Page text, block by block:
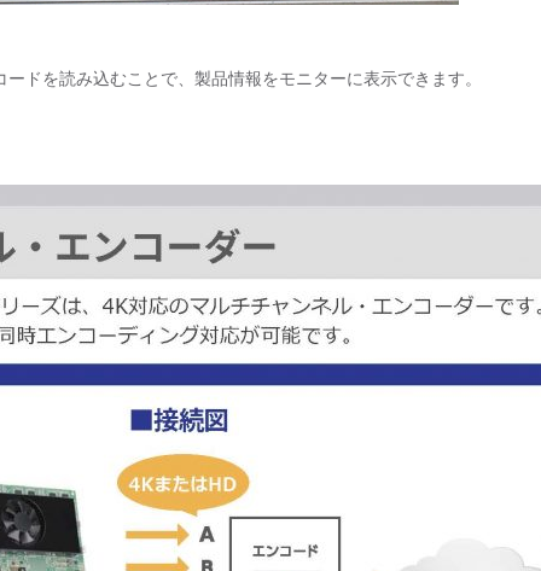
ドを読み込むことで、製品情報をモニターに表示できます。